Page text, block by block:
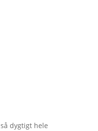
dygtigt hele